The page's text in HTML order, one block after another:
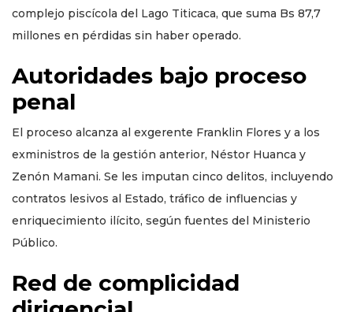
complejo piscícola del Lago Titicaca, que suma Bs 87,7
millones en pérdidas sin haber operado.
Autoridades bajo proceso
penal
El proceso alcanza al exgerente Franklin Flores y a los
exministros de la gestión anterior, Néstor Huanca y
Zenón Mamani. Se les imputan cinco delitos, incluyendo
contratos lesivos al Estado, tráfico de influencias y
enriquecimiento ilícito, según fuentes del Ministerio
Público.
Red de complicidad